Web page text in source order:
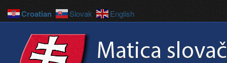
Croatian Slovak English